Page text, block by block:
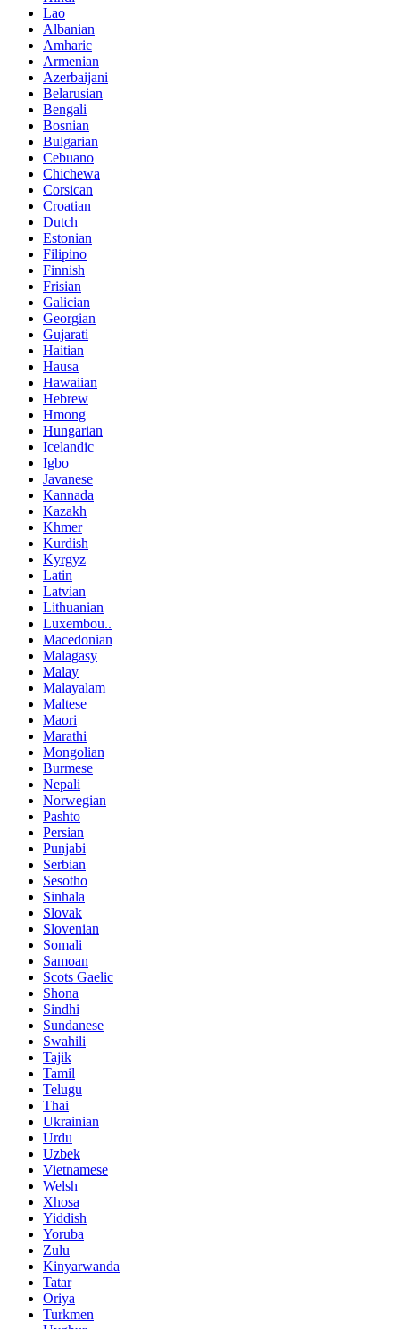
Lao
Albanian
Amharic
Armenian
Azerbaijani
Belarusian
Bengali
Bosnian
Bulgarian
Cebuano
Chichewa
Corsican
Croatian
Dutch
Estonian
Filipino
Finnish
Frisian
Galician
Georgian
Gujarati
Haitian
Hausa
Hawaiian
Hebrew
Hmong
Hungarian
Icelandic
Igbo
Javanese
Kannada
Kazakh
Khmer
Kurdish
Kyrgyz
Latin
Latvian
Lithuanian
Luxembou..
Macedonian
Malagasy
Malay
Malayalam
Maltese
Maori
Marathi
Mongolian
Burmese
Nepali
Norwegian
Pashto
Persian
Punjabi
Serbian
Sesotho
Sinhala
Slovak
Slovenian
Somali
Samoan
Scots Gaelic
Shona
Sindhi
Sundanese
Swahili
Tajik
Tamil
Telugu
Thai
Ukrainian
Urdu
Uzbek
Vietnamese
Welsh
Xhosa
Yiddish
Yoruba
Zulu
Kinyarwanda
Tatar
Oriya
Turkmen